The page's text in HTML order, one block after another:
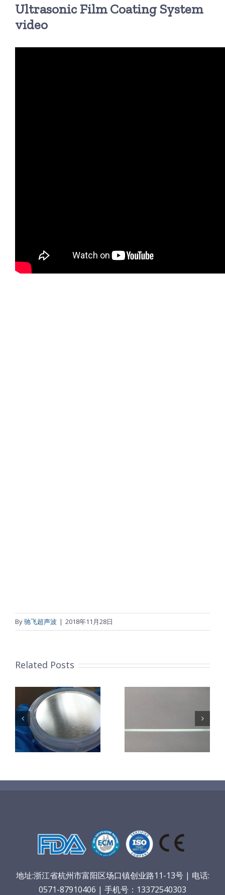
超声波喷雾成型系统
流量
Ultrasonic Film Coating System
video
By驰飞超声波 | 2018年11月28日
Related Posts
超声波喷涂机
喷涂导尿包
超声波喷涂机
喷涂电池隔膜
地址:浙江省杭州市富阳区场口镇创业路11-13号 | 电话:
0571-87910406 | 手机号：13372540303